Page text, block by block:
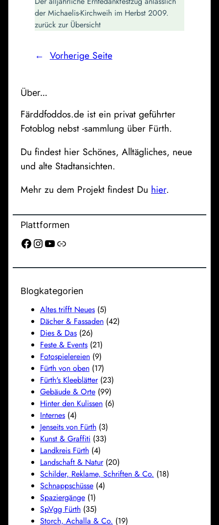
der Michaelis-Kirchweih im Herbst 2009.
zurück zur Übersicht
← Vorherige Seite
Über…
Färddfoddos.de ist ein privat geführter
Fotoblog nebst -sammlung über Fürth.
Du findest hier Schönes, Alltägliches, neue
und alte Stadtansichten.
Mehr zu dem Projekt findest Du hier.
Plattformen
Facebook Instagram YouTube Link
Blogkategorien
Altes trifft Neues(5)
Dächer & Fassaden(42)
Dies & Das(26)
Feste & Events(21)
Fotospielereien(9)
Fürth von oben(17)
Fürth's Kleeblätter(23)
Gebäude & Orte(99)
Hinter den Kulissen(6)
Internes(4)
Jenseits von Fürth(3)
Kunst & Graffiti (33)
Landkreis Fürth(4)
Landschaft & Natur(20)
Schilder, Reklame, Schriften & Co. (18)
Schnappschüsse(4)
Spaziergänge(1)
SpVgg Fürth(35)
Storch, Achalla & Co. (19)